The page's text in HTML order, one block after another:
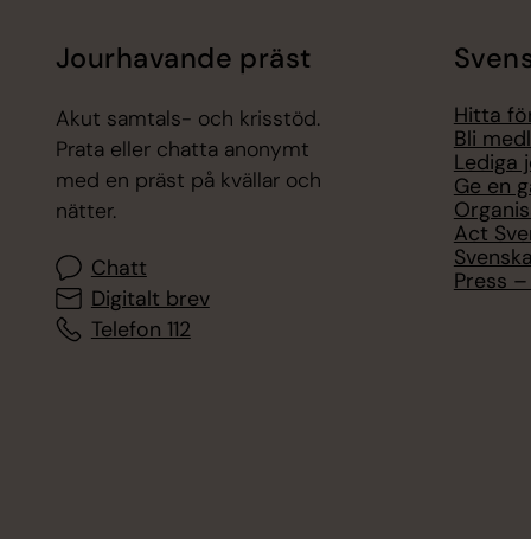
Jourhavande präst
Akut samtals- och krisstöd.
Prata eller chatta anonymt
med en präst på kvällar och
nätter.
Chatt
Digitalt brev
Telefon 112
Hitta
Bli
Lediga
Ge en
Act
Press